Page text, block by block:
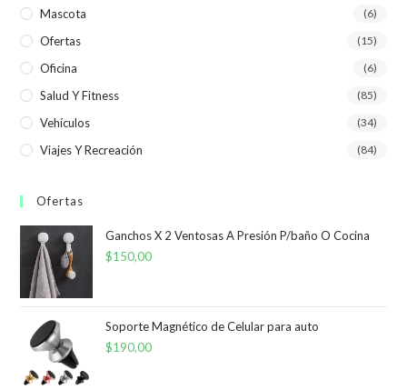
Mascota (6)
Ofertas (15)
Oficina (6)
Salud Y Fitness (85)
Vehículos (34)
Viajes Y Recreación (84)
Ofertas
Ganchos X 2 Ventosas A Presión P/baño O Cocina
$150,00
Soporte Magnético de Celular para auto
$190,00